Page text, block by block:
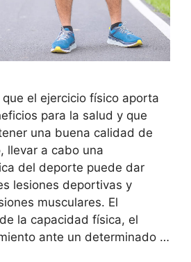
el ejercicio físico aporta
para la salud y que
una buena calidad de
llevar a cabo una
del deporte puede dar
lesiones deportivas y
musculares. El
la capacidad física, el
ante un determinado …